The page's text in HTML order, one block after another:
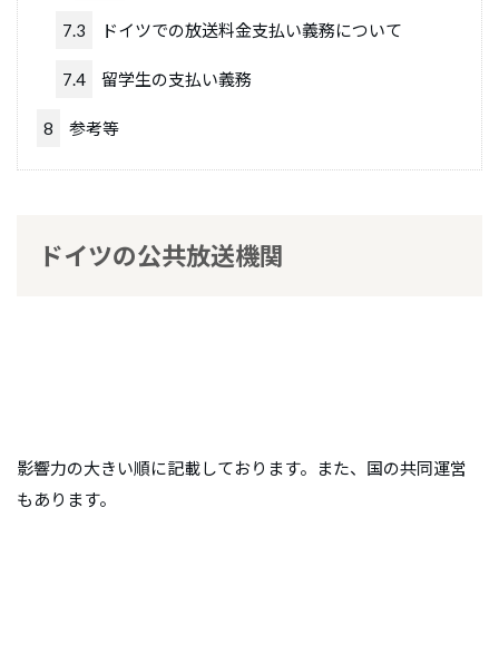
7.3 ドイツでの放送料金支払い義務について
7.4 留学生の支払い義務
8 参考等
ドイツの公共放送機関
影響力の大きい順に記載しております。また、国の共同運営
もあります。